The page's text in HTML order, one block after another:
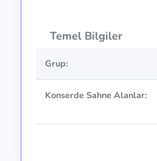
Temel Bilgiler
Grup:
Konserde Sahne Alanlar: